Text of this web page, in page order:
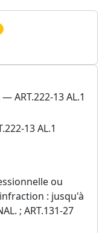
ART.222-13 AL.1
13 AL.1
ou
: jusqu'à
; ART.131-27